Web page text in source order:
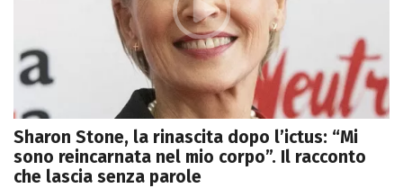
Sharon Stone, la rinascita dopo l’ictus: “Mi
sono reincarnata nel mio corpo”. Il racconto
che lascia senza parole